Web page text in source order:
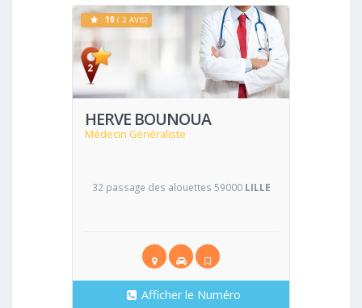
HERVE BOUNOUA
Médecin Généraliste
Voir
10 ( 2 AVIS)
32 passage des alouettes 59000 LILLE
Afficher le Numéro